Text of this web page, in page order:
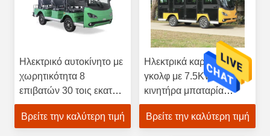
Ηλεκτρικό αυτοκίνητο με
χωρητικότητα 8
επιβατών 30 τοις εκατό
ικανότητα αναρρίχησης
Βρείτε την καλύτερη τιμή
Ηλεκτρικά καρότσια
γκολφ με 7.5KW 72V AC
κινητήρα μπαταρία
λιθίου για 11 επιβάτες
χωρητικότητα
Βρείτε την καλύτερη τιμή